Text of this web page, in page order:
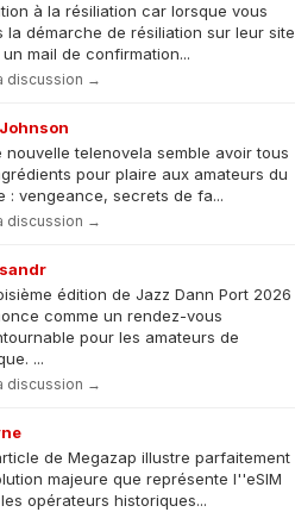
à la résiliation car lorsque vous
la démarche de résiliation sur leur site
mail de confirmation...
discussion →
nouvelle telenovela semble avoir tous
pour plaire aux amateurs du
: vengeance, secrets de fa...
discussion →
édition de Jazz Dann Port 2026
comme un rendez-vous
pour les amateurs de
...
discussion →
de Megazap illustre parfaitement
majeure que représente l''eSIM
opérateurs historiques...